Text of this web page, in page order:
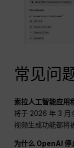
常见问
索拉人工智能应用
将于 2026 年 3 月
视频生成功能都将
为什么 OpenAI 停